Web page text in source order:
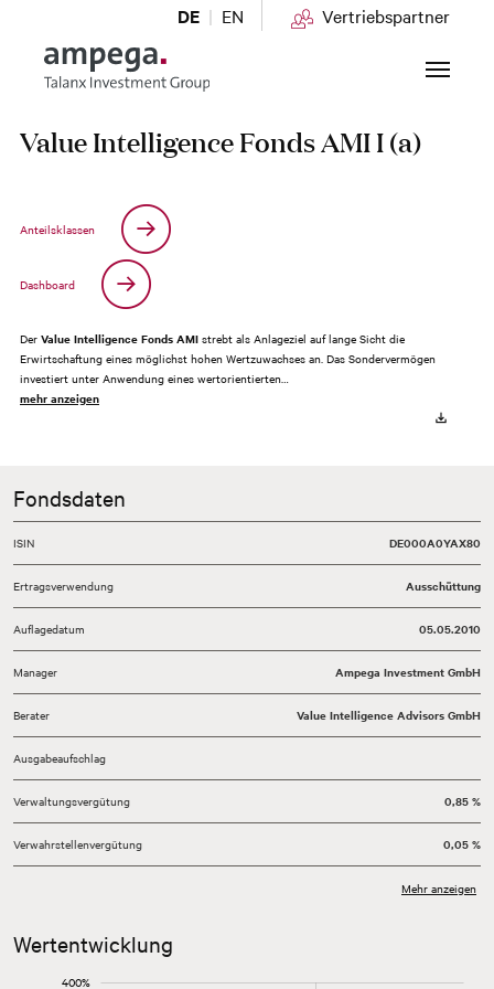
DE EN
Vertriebspartner
Zum Hauptinhalt springen
Value Intelligence Fonds AMI I (a)
Anteilsklassen
Dashboard
Der Value Intelligence Fonds AMI strebt als Anlageziel auf lange Sicht die
Erwirtschaftung eines möglichst hohen Wertzuwachses an. Das Sondervermögen
investiert unter Anwendung eines wertorientierten…
mehr anzeigen
Fondsdaten
ISIN DE000A0YAX80
Ertragsverwendung Ausschüttung
Auflagedatum 05.05.2010
Manager Ampega Investment GmbH
Berater Value Intelligence Advisors GmbH
Ausgabeaufschlag
Verwaltungsvergütung 0,85 %
Verwahrstellenvergütung 0,05 %
0,95 %
Mehr anzeigen
Wertentwicklung
400%